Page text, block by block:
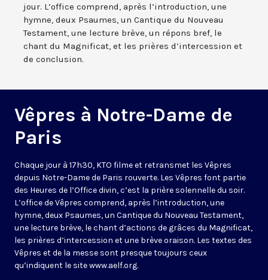
jour. L’office comprend, après l’introduction, une
hymne, deux Psaumes, un Cantique du Nouveau
Testament, une lecture brève, un répons bref, le
chant du Magnificat, et les prières d’intercession et
de conclusion.
Vêpres à Notre-Dame de
Paris
Chaque jour à 17h30, KTO filme et retransmet les Vêpres
depuis Notre-Dame de Paris rouverte. Les Vêpres font partie
des Heures de l’Office divin, c’est la prière solennelle du soir.
L’office de Vêpres comprend, après l’introduction, une
hymne, deux Psaumes, un Cantique du Nouveau Testament,
une lecture brève, le chant d’actions de grâces du Magnificat,
les prières d’intercession et une brève oraison. Les textes des
Vêpres et de la messe sont presque toujours ceux
qu’indiquent le sitewww.aelf.org.